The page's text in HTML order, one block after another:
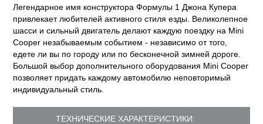
Легендарное имя конструктора Формулы 1 Джона Купера
привлекает любителей активного стиля езды. Великолепное
шасси и сильный двигатель делают каждую поездку на Mini
Cooper незабываемым событием - независимо от того,
едете ли вы по городу или по бесконечной зимней дороге.
Большой выбор дополнительного оборудования Mini Cooper
позволяет придать каждому автомобилю неповторимый
индивидуальный стиль.
ТЕХНИЧЕСКИЕ ХАРАКТЕРИСТИКИ: